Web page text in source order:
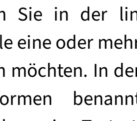
Sie in der
eine oder
möchten. In